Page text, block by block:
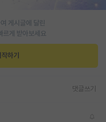
게시글에 달린
르게 받아보세요
하기
댓글쓰기